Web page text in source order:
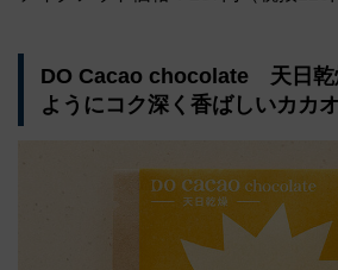
DO Cacao chocolate 天日
ようにコク深く香ばしいカカ